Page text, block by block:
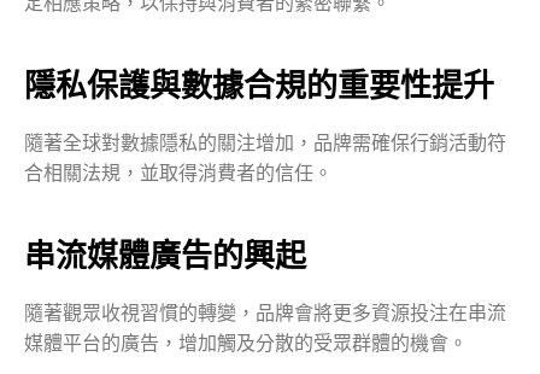
隱私保護與數據合規的重要性提升
隨著全球對數據隱私的關注增加，品牌需確保行銷活動符
合相關法規，並取得消費者的信任。
串流媒體廣告的興起
隨著觀眾收視習慣的轉變，品牌會將更多資源投注在串流
媒體平台的廣告，增加觸及分散的受眾群體的機會。